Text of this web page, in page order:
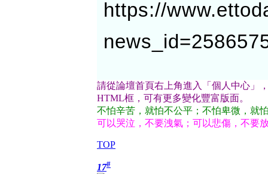
https://
請從論壇首頁右上角進入「個人中心」
HTML框，可有更多變化豐富版面。
不怕辛苦，就怕不公平；不怕卑微，就
可以哭泣，不要洩氣；可以悲傷，不要
TOP
17#